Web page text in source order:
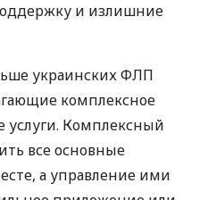
и излишние
украинских ФЛП
комплексное
услуги. Комплексный
все основные
а управление ими